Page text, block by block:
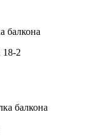
балкона
18-2
балкона